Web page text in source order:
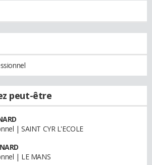
peut-être
| SAINT CYR L'ECOLE
| LE MANS